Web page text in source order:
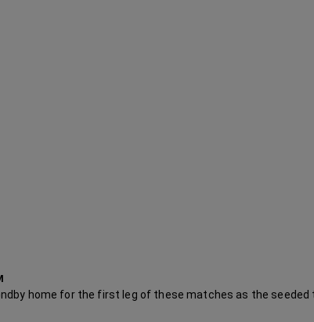
home for the first leg of these matches as the seeded